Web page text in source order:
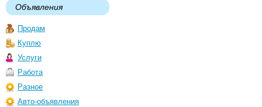
Объявления
Продам
Куплю
Услуги
Работа
Разное
Авто-объявления